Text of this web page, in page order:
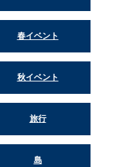
春イベント
秋イベント
旅行
島